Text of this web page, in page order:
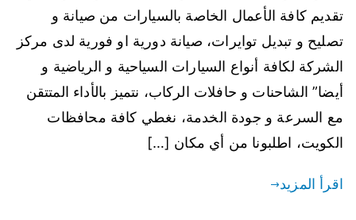
تقديم كافة الأعمال الخاصة بالسيارات من صيانة و
تصليح و تبديل توايرات، صيانة دورية او فورية لدى مركز
الشركة لكافة أنواع السيارات السياحية و الرياضية و
أيضا” الشاحنات و حافلات الركاب، نتميز بالأداء المتتقن
مع السرعة و جودة الخدمة، نغطي كافة محافظات
الكويت، اطلبونا من أي مكان […]
اقرأ المزيد